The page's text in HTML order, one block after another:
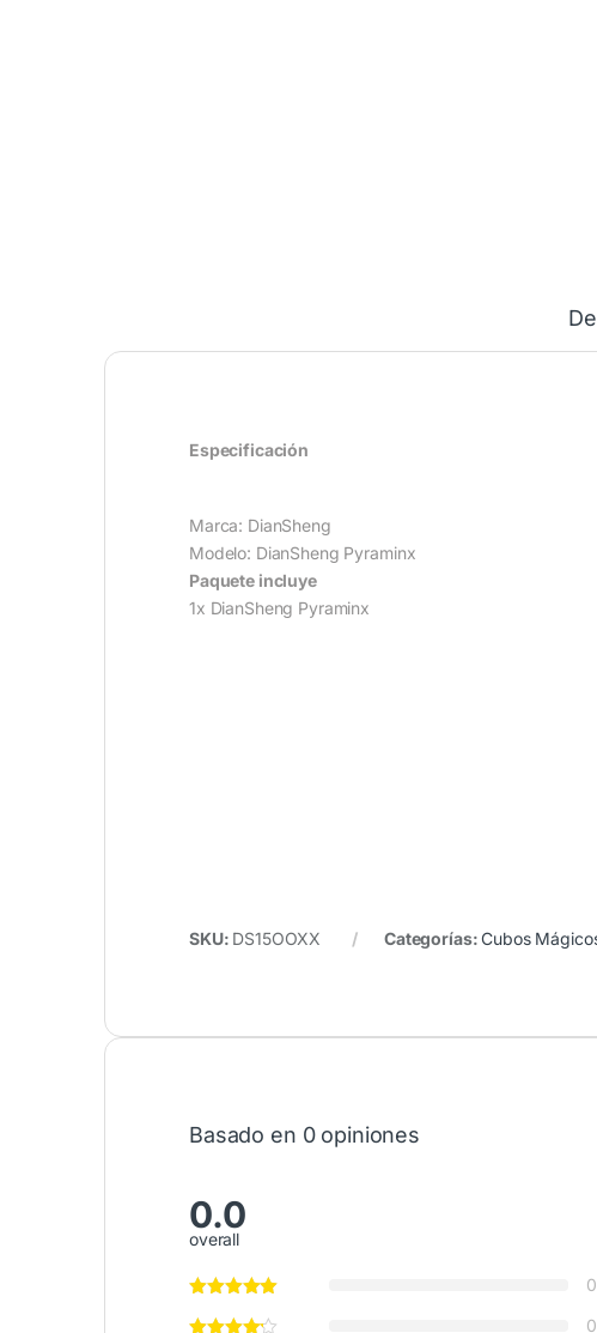
Especificación
Marca: DianSheng
Modelo: DianSheng Pyraminx
Paquete incluye
1x DianSheng Pyraminx
SKU: DS15OOXX Categorías:Cubos
Basado en 0 opiniones
0.0
overall
0
0